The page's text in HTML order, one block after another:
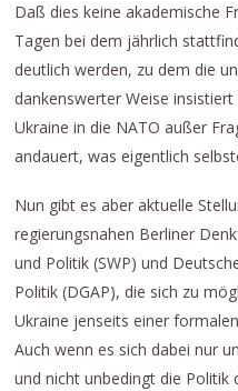
Daß dies keine akademische
Tagen bei dem jährlich
deutlich werden, zu dem die
dankenswerter Weise
Ukraine in die NATO außer
andauert, was eigentlich
Nun gibt es aber aktuelle
regierungsnahen Berliner
und Politik (SWP) und
Politik (DGAP), die sich zu
Ukraine jenseits einer
Auch wenn es sich dabei nur
und nicht unbedingt die Politik